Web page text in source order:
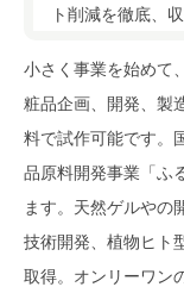
イ
品
自
探
ト削減を徹底、
小さく事業を始めて
粧品企画、開発、製
料で試作可能です。
品原料開発事業「ふ
ます。天然ゲルやの
技術開発、植物ヒト
取得。オンリーワン